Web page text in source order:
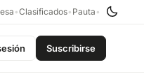
•Clasificados• Pauta •
Suscribirse